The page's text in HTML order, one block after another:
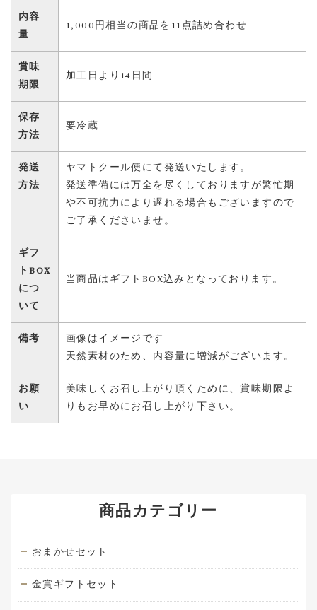
内容
量
1,000円相当の商品を11点詰め合わせ
賞味
期限
加工日より14日間
保存
方法
要冷蔵
発送
方法
ヤマトクール便にて発送いたします。
発送準備には万全を尽くしておりますが繁忙期
や不可抗力により遅れる場合もございますので
ご了承くださいませ。
ギフ
トBOX
につ
いて
当商品はギフトBOX込みとなっております。
備考
画像はイメージです
天然素材のため、内容量に増減がございます。
お願
い
美味しくお召し上がり頂くために、賞味期限よ
りもお早めにお召し上がり下さい。
商品カテゴリー
おまかせセット
金賞ギフトセット